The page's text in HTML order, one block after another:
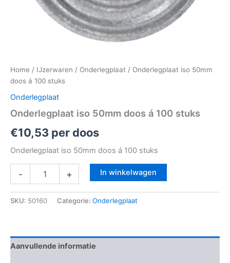
Home / IJzerwaren / Onderlegplaat / Onderlegplaat iso 50mm
doos á 100 stuks
Onderlegplaat
Onderlegplaat iso 50mm doos á 100 stuks
€10,53 per doos
Onderlegplaat iso 50mm doos á 100 stuks
- + In winkelwagen
SKU: 50160 Categorie: Onderlegplaat
Aanvullende informatie